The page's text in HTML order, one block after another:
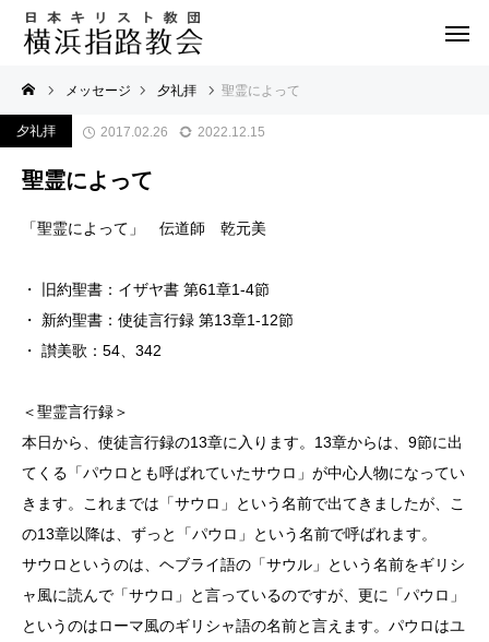
メッセージ 夕礼拝 聖霊によって
夕礼拝 2017.02.26 2022.12.15
聖霊によって
「聖霊によって」 伝道師 乾元美
・ 旧約聖書：イザヤ書 第61章1-4節
・ 新約聖書：使徒言行録 第13章1-12節
・ 讃美歌：54、342
＜聖霊言行録＞
本日から、使徒言行録の13章に入ります。13章からは、9節に出
てくる「パウロとも呼ばれていたサウロ」が中心人物になってい
きます。これまでは「サウロ」という名前で出てきましたが、こ
の13章以降は、ずっと「パウロ」という名前で呼ばれます。
サウロというのは、ヘブライ語の「サウル」という名前をギリシ
ャ風に読んで「サウロ」と言っているのですが、更に「パウロ」
というのはローマ風のギリシャ語の名前と言えます。パウロはユ